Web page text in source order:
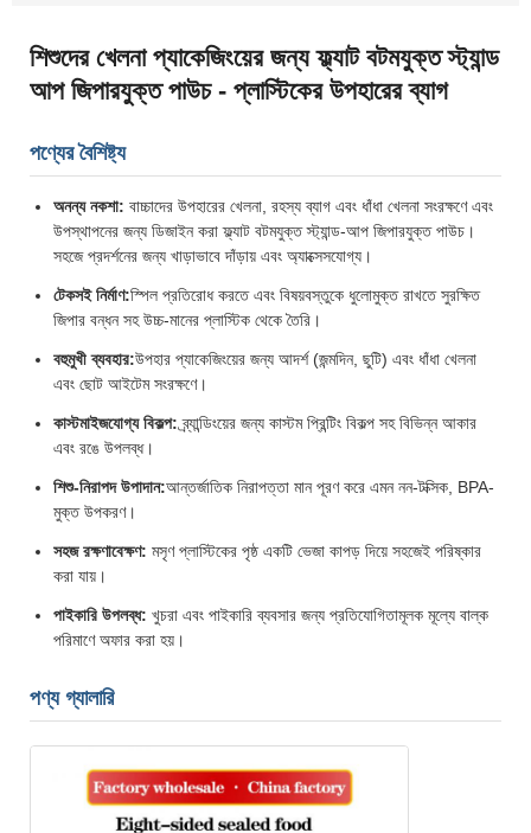
শিশুদের খেলনা প্যাকেজিংয়ের জন্য ফ্ল্যাট বটমযুক্ত স্ট্যান্ড
আপ জিপারযুক্ত পাউচ - প্লাস্টিকের উপহারের ব্যাগ
পণ্যের বৈশিষ্ট্য
অনন্য নকশা: বাচ্চাদের উপহারের খেলনা, রহস্য ব্যাগ এবং ধাঁধা খেলনা সংরক্ষণে এবং
উপস্থাপনের জন্য ডিজাইন করা ফ্ল্যাট বটমযুক্ত স্ট্যান্ড-আপ জিপারযুক্ত পাউচ।
সহজে প্রদর্শনের জন্য খাড়াভাবে দাঁড়ায় এবং অ্যাক্সেসযোগ্য।
টেকসই নির্মাণ:স্পিল প্রতিরোধ করতে এবং বিষয়বস্তুকে ধুলোমুক্ত রাখতে সুরক্ষিত
জিপার বন্ধন সহ উচ্চ-মানের প্লাস্টিক থেকে তৈরি।
বহুমুখী ব্যবহার:উপহার প্যাকেজিংয়ের জন্য আদর্শ (জন্মদিন, ছুটি) এবং ধাঁধা খেলনা
এবং ছোট আইটেম সংরক্ষণে।
কাস্টমাইজযোগ্য বিকল্প:ব্র্যান্ডিংয়ের জন্য কাস্টম প্রিন্টিং বিকল্প সহ বিভিন্ন আকার
এবং রঙে উপলব্ধ।
শিশু-নিরাপদ উপাদান:আন্তর্জাতিক নিরাপত্তা মান পূরণ করে এমন নন-টক্সিক, BPA-
মুক্ত উপকরণ।
সহজ রক্ষণাবেক্ষণ: মসৃণ প্লাস্টিকের পৃষ্ঠ একটি ভেজা কাপড় দিয়ে সহজেই পরিষ্কার
করা যায়।
পাইকারি উপলব্ধ: খুচরা এবং পাইকারি ব্যবসার জন্য প্রতিযোগিতামূলক মূল্যে বাল্ক
পরিমাণে অফার করা হয়।
পণ্য গ্যালারি